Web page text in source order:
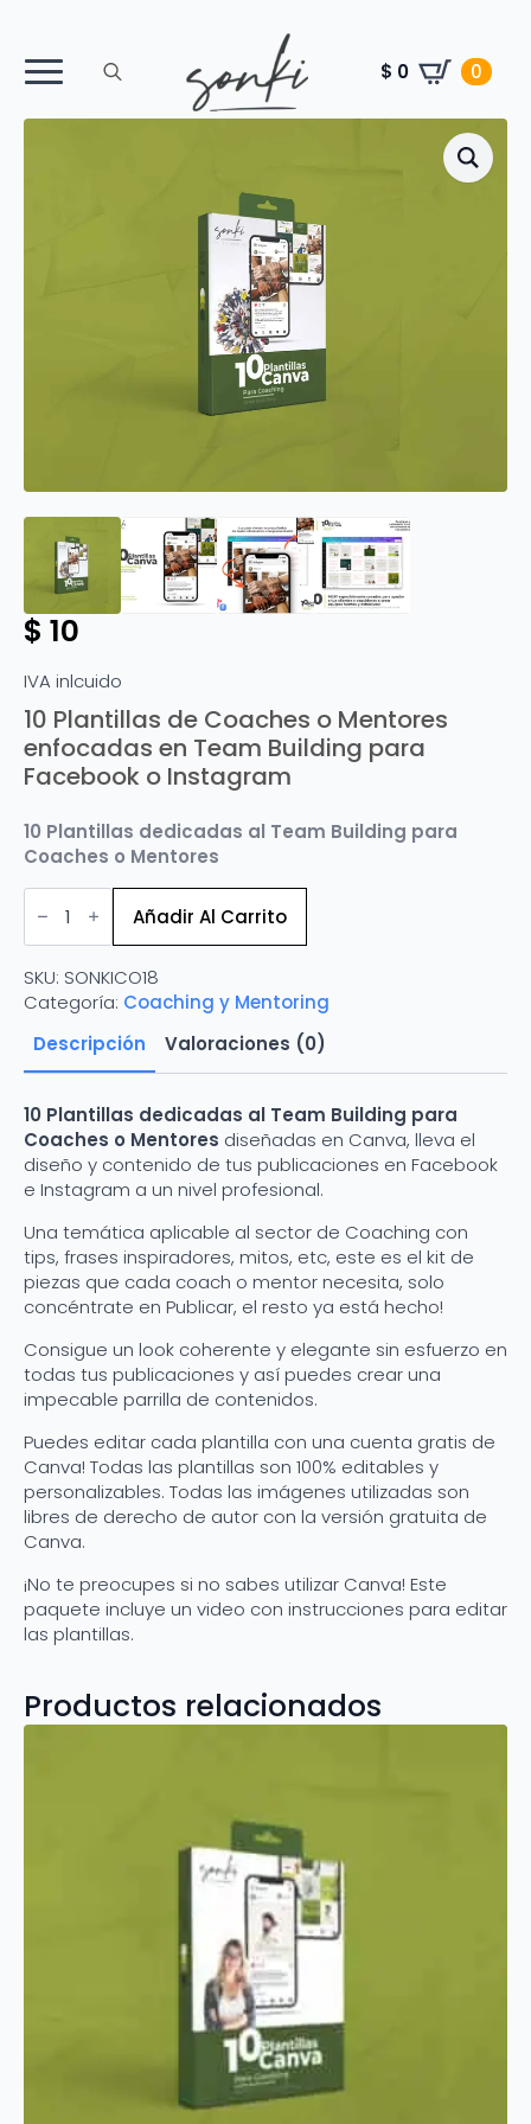
$ 0 0
$ 10
IVA inlcuido
10 Plantillas de Coaches o Mentores
enfocadas en Team Building para
Facebook o Instagram
10 Plantillas dedicadas al Team Building para
Coaches o Mentores
10
Plantillas
Coaches
o
Mentores
enfocadas
Team
Building
para
o
Instagram
cantidad
Añadir Al Carrito
SKU: SONKICO18
Categoría: Coaching y Mentoring
Descripción
Valoraciones (0)
10 Plantillas dedicadas al Team Building para
Coaches o Mentores diseñadas en Canva, lleva el
diseño y contenido de tus publicaciones en Facebook
e Instagram a un nivel profesional.
Una temática aplicable al sector de Coaching con
tips, frases inspiradores, mitos, etc, este es el kit de
piezas que cada coach o mentor necesita, solo
concéntrate en Publicar, el resto ya está hecho!
Consigue un look coherente y elegante sin esfuerzo en
todas tus publicaciones y así puedes crear una
impecable parrilla de contenidos.
Puedes editar cada plantilla con una cuenta gratis de
Canva! Todas las plantillas son 100% editables y
personalizables. Todas las imágenes utilizadas son
libres de derecho de autor con la versión gratuita de
Canva.
¡No te preocupes si no sabes utilizar Canva! Este
paquete incluye un video con instrucciones para editar
las plantillas.
Productos relacionados